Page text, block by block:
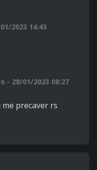
2023 14:43
- 28/01/2023 08:27
precaver rs